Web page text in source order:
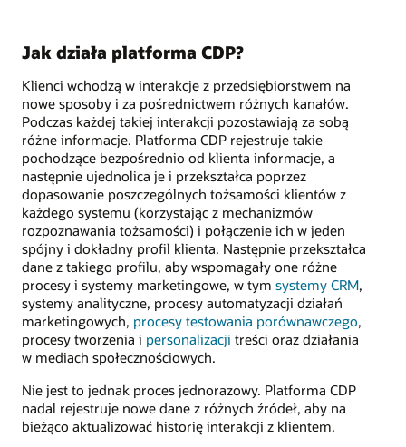
Jak działa platforma CDP?
Klienci wchodzą w interakcje z przedsiębiorstwem na
nowe sposoby i za pośrednictwem różnych kanałów.
Podczas każdej takiej interakcji pozostawiają za sobą
różne informacje. Platforma CDP rejestruje takie
pochodzące bezpośrednio od klienta informacje, a
następnie ujednolica je i przekształca poprzez
dopasowanie poszczególnych tożsamości klientów z
każdego systemu (korzystając z mechanizmów
rozpoznawania tożsamości) i połączenie ich w jeden
spójny i dokładny profil klienta. Następnie przekształca
dane z takiego profilu, aby wspomagały one różne
procesy i systemy marketingowe, w tym systemy CRM,
systemy analityczne, procesy automatyzacji działań
marketingowych, procesy testowania porównawczego,
procesy tworzenia i personalizacji treści oraz działania
w mediach społecznościowych.
Nie jest to jednak proces jednorazowy. Platforma CDP
nadal rejestruje nowe dane z różnych źródeł, aby na
bieżąco aktualizować historię interakcji z klientem.